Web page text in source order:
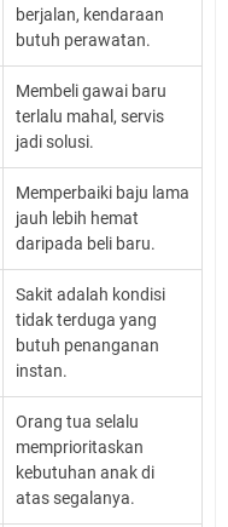
berjalan, kendaraan
butuh perawatan.
Membeli gawai baru
terlalu mahal, servis
jadi solusi.
Memperbaiki baju lama
jauh lebih hemat
daripada beli baru.
Sakit adalah kondisi
tidak terduga yang
butuh penanganan
instan.
Orang tua selalu
memprioritaskan
kebutuhan anak di
atas segalanya.